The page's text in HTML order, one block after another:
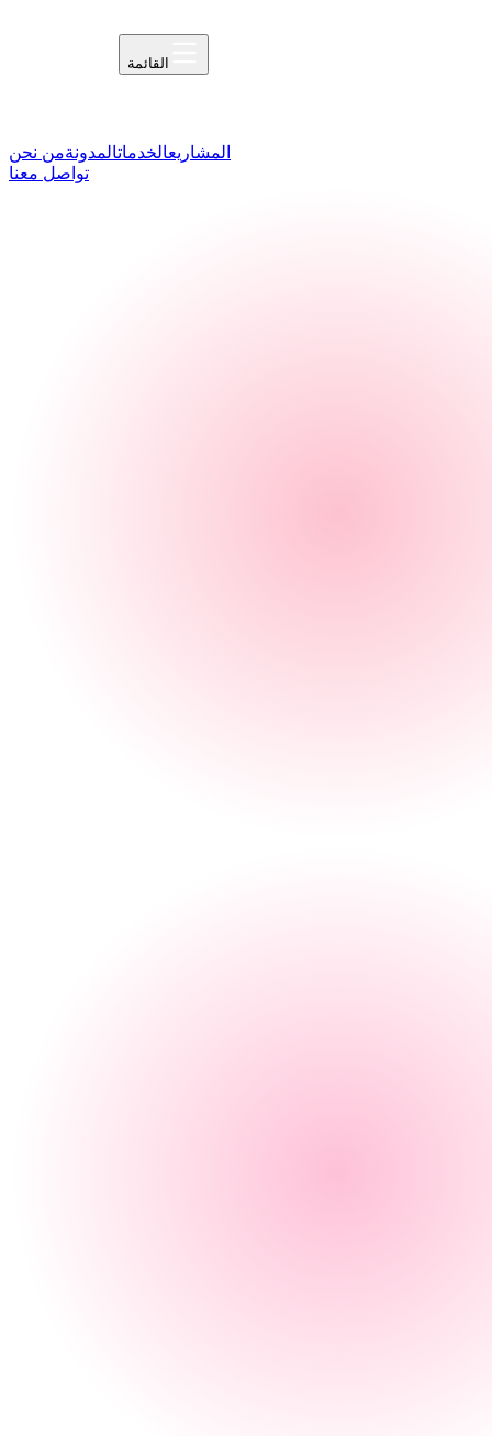
القائمة
المشاريعالخدماتالمدونةمن نحن
تواصل معنا